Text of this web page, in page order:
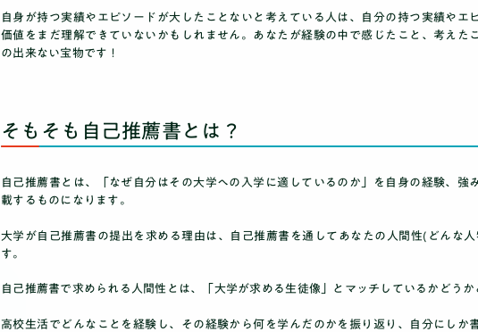
自身が持つ実績やエピソードが大したことないと考えている人は、自分の持つ実績やエ
価値をまだ理解できていないかもしれません。あなたが経験の中で感じたこと、考えた
の出来ない宝物です！
そもそも自己推薦書とは？
自己推薦書とは、「なぜ自分はその大学への入学に適しているのか」を自身の経験、強
載するものになります。
大学が自己推薦書の提出を求める理由は、自己推薦書を通して あなたの人間性(どんな
す。
自己推薦書で求められる人間性とは、 「大学が求める生徒像」 とマッチしているかどうか
高校生活でどんなことを経験し、その経験から何を学んだのかを振り返り、自分にしか